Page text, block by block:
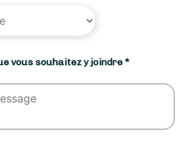
vous souhaitez y joindre *